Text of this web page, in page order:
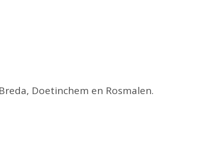
Doetinchem en Rosmalen.